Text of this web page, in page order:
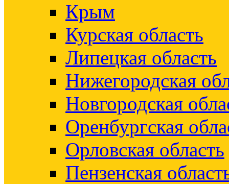
Крым
Курская область
Липецкая область
Нижегородская
Новгородская
Оренбургская
Орловская область
Пензенская